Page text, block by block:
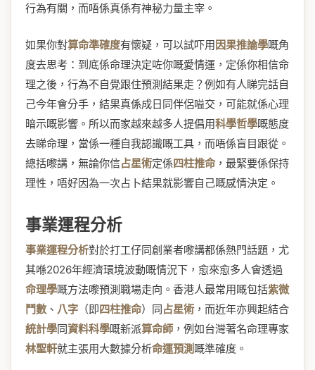
行為有關，而唔係真係有神秘力量主宰。
如果你對算命準確度有懷疑，可以試吓用因果推論學嘅角
度去思考：到底係命理決定咗你嘅愛情運，定係你相信命
理之後，行為不自覺跟住預測結果走？例如有人睇完話自
己今年會分手，結果真係成日同伴侶嗌交，可能就係心理
暗示嘅影響。所以而家越來越多人提倡用科學哲學嘅態度
去睇命理，當係一種自我認識嘅工具，而唔係盲目跟從。
總括嚟講，無論你信占星術定係四柱推命，最緊要係保持
理性，唔好因為一次占卜結果就影響自己嘅感情決定。
事業運程分析
事業運程分析對於打工仔同創業者嚟講都係熱門話題，尤
其喺2026年經濟環境波動嘅情況下，愈來愈多人會透過
命理學嘅方法嚟預測職場走向。香港人最常用嘅包括紫微
鬥數、 八字 （即四柱推命）同占星術，而近年亦興起結合
統計學同資料科學嘅新派算命師 ，例如台灣著名命理專家
林聖軒就主張用大數據分析命運預測 嘅準確度。